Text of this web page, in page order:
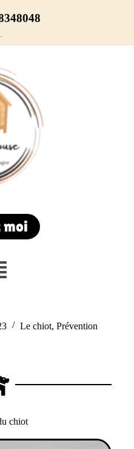
dès maintenant !
moi
Le chiot, Prévention
chiot